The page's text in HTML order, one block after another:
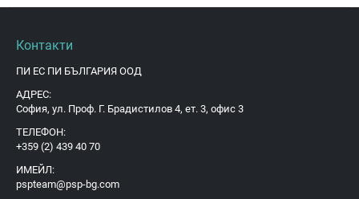
Контакти
ПИ ЕС ПИ БЪЛГАРИЯ ООД
АДРЕС:
София, ул. Проф. Г. Брадистилов 4, ет. 3, офис 3
ТЕЛЕФОН:
+359 (2) 439 40 70
ИМЕЙЛ:
pspteam@psp-bg.com